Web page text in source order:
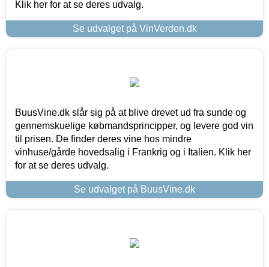
Klik her for at se deres udvalg.
Se udvalget på VinVerden.dk
BuusVine.dk slår sig på at blive drevet ud fra sunde og
gennemskuelige købmandsprincipper, og levere god vin
til prisen. De finder deres vine hos mindre
vinhuse/gårde hovedsalig i Frankrig og i Italien. Klik her
for at se deres udvalg.
Se udvalget på BuusVine.dk